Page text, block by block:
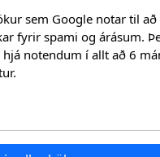
sem Google notar til að
fyrir spami og árásum.
notendum í allt að 6